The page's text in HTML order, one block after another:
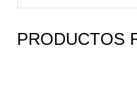
PRODUCTOS